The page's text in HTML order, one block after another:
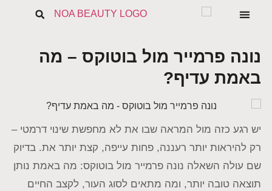
visibility_off השבת את ההבזקים
title סמן כותרות
zoom_in זום (הגדלה)
הקטנת גופן
נונה פרמייר מול בוטוקס – מה
באמת עדיף?
יש רגע כזה מול המראה שבו את לא מחפשת שינוי דרמטי –
רק להיראות יותר רעננה, פחות עייפה, קצת יותר את. בדיוק
שם עולה השאלה נונה פרמייר מול בוטוקס: מה באמת נותן
תוצאה טובה יותר, ומה מתאים לסוג העור, לקצב החיים